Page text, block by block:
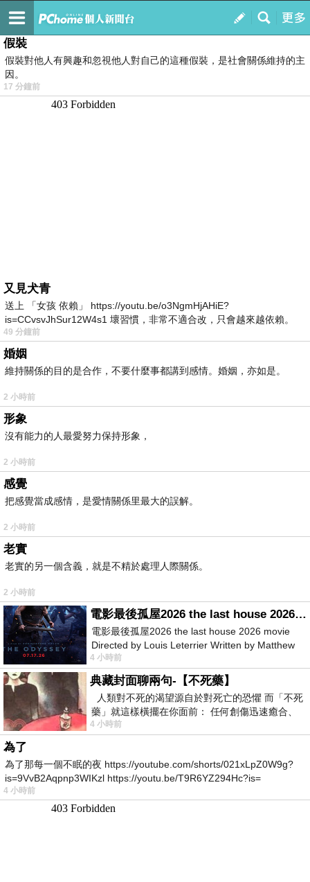
我的
最新文章
假裝
假裝對他人有興趣和忽視他人對自己的這種假裝，是社會關係維持的主
因。
17 分鐘前
又見犬青
送上 「女孩 依賴」 https://youtu.be/o3NgmHjAHiE?
is=CCvsvJhSur12W4s1 壞習慣，非常不適合改，只會越來越依賴。
我害怕的
49 分鐘前
婚姻
維持關係的目的是合作，不要什麼事都講到感情。婚姻，亦如是。
2 小時前
形象
沒有能力的人最愛努力保持形象，
2 小時前
感覺
把感覺當成感情，是愛情關係里最大的誤解。
2 小時前
老實
老實的另一個含義，就是不精於處理人際關係。
2 小時前
電影最後孤屋2026 the last house 2026 movie
電影最後孤屋2026 the last house 2026 movie
Directed by Louis Leterrier Written by Matthew
Robinson Starring Greta Lee Wa
4 小時前
典藏封面聊兩句-【不死藥】
人類對不死的渴望源自於對死亡的恐懼 而「不死
藥」就這樣橫擺在你面前： 任何創傷迅速癒合、
停止衰老、痛覺消失…堪
4 小時前
為了
為了那每一個不眠的夜 https://youtube.com/shorts/021xLpZ0W9g?
is=9VvB2Aqpnp3WIKzl https://youtu.be/T9R6YZ294Hc?is=
4 小時前